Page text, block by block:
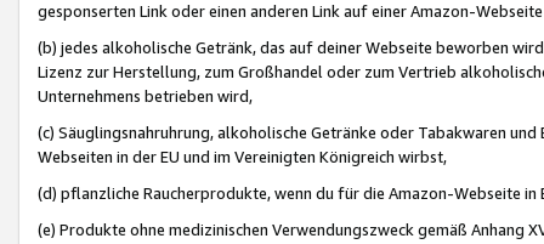
gesponserten Link oder einen anderen Link auf einer Amazon-
(b) jedes alkoholische Getränk, das auf deiner Webseite beworben
Lizenz zur Herstellung, zum Großhandel oder zum Vertrieb
Unternehmens betrieben wird,
(c) Säuglingsnahruhrung, alkoholische Getränke oder Tabakwaren
Webseiten in der EU und im Vereinigten Königreich wirbst,
(d) pflanzliche Raucherprodukte, wenn du für die Amazon-Webseite in
(e) Produkte ohne medizinischen Verwendungszweck gemäß Anhang